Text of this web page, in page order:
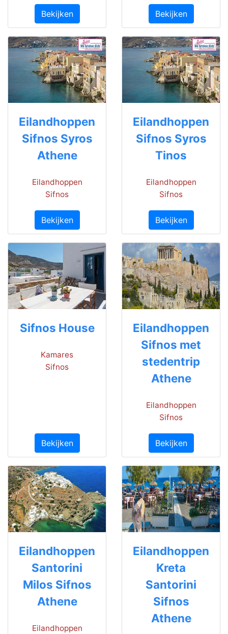
Bekijken Bekijken
Eilandhoppen
Sifnos Syros
Athene
Eilandhoppen
Sifnos
Bekijken
Eilandhoppen
Sifnos Syros
Tinos
Eilandhoppen
Sifnos
Bekijken
Sifnos House
Kamares
Sifnos
Bekijken
Eilandhoppen
Sifnos met
stedentrip
Athene
Eilandhoppen
Sifnos
Bekijken
Eilandhoppen
Santorini
Milos Sifnos
Athene
Eilandhoppen
Eilandhoppen
Kreta
Santorini
Sifnos
Athene